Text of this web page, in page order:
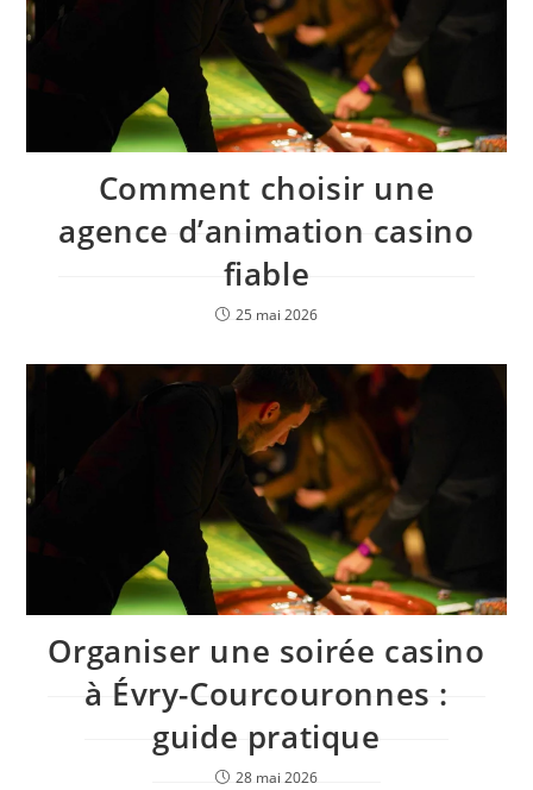
Comment choisir une
agence d’animation casino
fiable
25 mai 2026
Organiser une soirée casino
à Évry-Courcouronnes :
guide pratique
28 mai 2026